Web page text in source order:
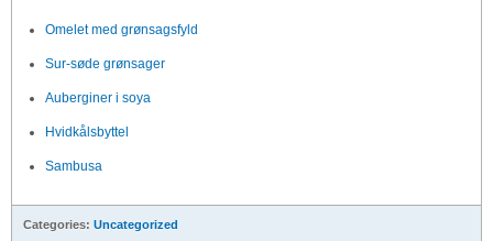
Omelet med grønsagsfyld
Sur-søde grønsager
Auberginer i soya
Hvidkålsbyttel
Sambusa
Categories: Uncategorized